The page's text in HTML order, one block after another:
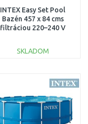
INTEX Easy Set Pool
Bazén 457 x 84 cms
filtráciou 220–240 V
SKLADOM